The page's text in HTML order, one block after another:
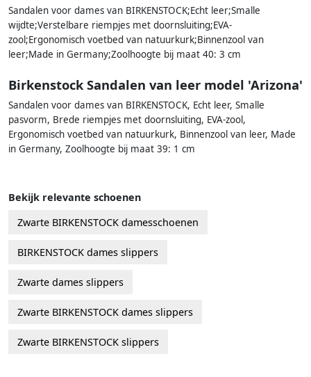
Sandalen voor dames van BIRKENSTOCK;Echt leer;Smalle
wijdte;Verstelbare riempjes met doornsluiting;EVA-
zool;Ergonomisch voetbed van natuurkurk;Binnenzool van
leer;Made in Germany;Zoolhoogte bij maat 40: 3 cm
Birkenstock Sandalen van leer model 'Arizona'
Sandalen voor dames van BIRKENSTOCK, Echt leer, Smalle
pasvorm, Brede riempjes met doornsluiting, EVA-zool,
Ergonomisch voetbed van natuurkurk, Binnenzool van leer, Made
in Germany, Zoolhoogte bij maat 39: 1 cm
Bekijk relevante schoenen
Zwarte BIRKENSTOCK damesschoenen
BIRKENSTOCK dames slippers
Zwarte dames slippers
Zwarte BIRKENSTOCK dames slippers
Zwarte BIRKENSTOCK slippers